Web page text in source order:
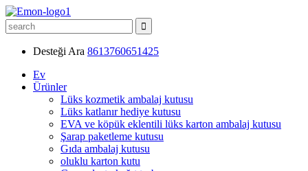
Desteği Ara 8613760651425
Ev
Ürünler
Lüks kozmetik ambalaj kutusu
Lüks katlanır hediye kutusu
EVA ve köpük eklentili lüks karton ambalaj kutusu
Şarap paketleme kutusu
Gıda ambalaj kutusu
oluklu karton kutu